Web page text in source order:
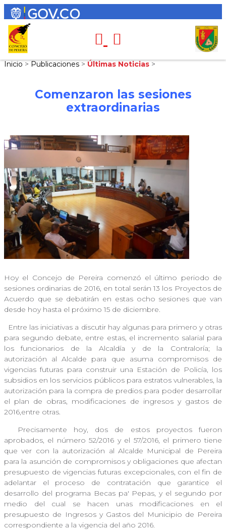
Inicio > Publicaciones > Últimas Noticias >
Comenzaron las sesiones
extraordinarias
Hoy el Concejo de Pereira comenzó el último periodo de
sesiones ordinarias de 2016, en total serán 13 los Proyectos de
Acuerdo que se debatirán en estas ocho sesiones que van
desde hoy hasta el próximo 15 de diciembre.
Entre las iniciativas a discutir hay algunas para primero y otras
para segundo debate, entre estas, el incremento salarial para
los funcionarios de la Alcaldía y de la Contraloría; la
autorización al Alcalde para que asuma compromisos de
vigencias futuras para construir una Estación de Policía, los
subsidios en los servicios públicos para estratos vulnerables, la
autorización para la compra de predios para poder desarrollar
el plan de obras, modificaciones de ingresos y gastos de
2016,entre otras.
Precisamente hoy, dos de estos proyectos fueron
aprobados, el número 52/2016 y el 57/2016, el primero tiene
que ver con la autorización al Alcalde Municipal de Pereira
para la asunción de compromisos y obligaciones que afectan
presupuesto de vigencias futuras excepcionales, con el fin de
adelantar el proceso de contratación que garantice el
desarrollo del programa Becas pa' Pepas, y el segundo por
medio del cual se hacen unas modificaciones en el
presupuesto de Ingresos y Gastos del Municipio de Pereira
correspondiente a la vigencia del año 2016.